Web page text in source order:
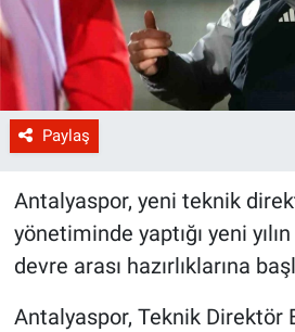
Paylaş
Antalyaspor, yeni teknik
yönetiminde yaptığı yeni
devre arası hazırlıklarına
Antalyaspor, Teknik Direktör